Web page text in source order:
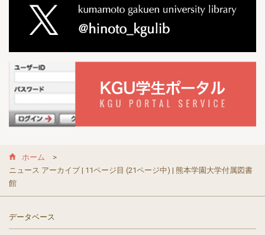
ホーム
ニュース アーカイブ | 11ページ目 (21ページ中) | 熊本学園大学付属図書
館
データベース